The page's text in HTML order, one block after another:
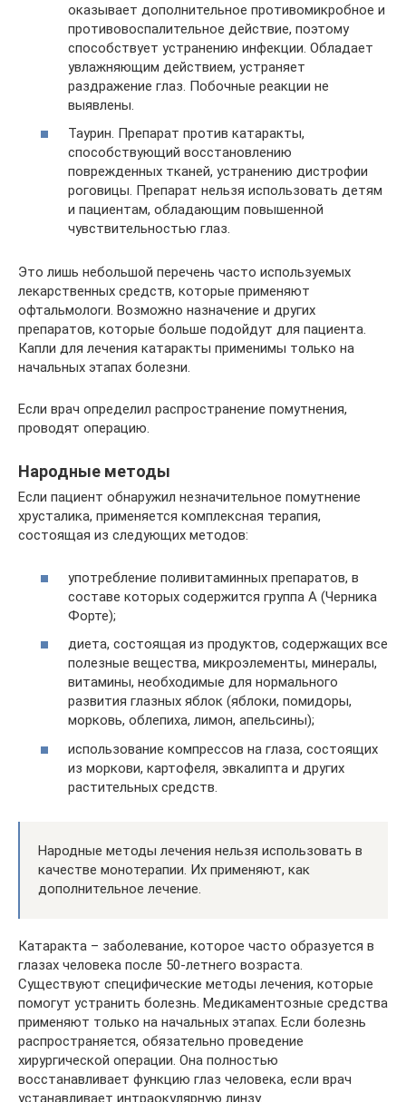
оказывает дополнительное противомикробное и
противовоспалительное действие, поэтому
способствует устранению инфекции. Обладает
увлажняющим действием, устраняет
раздражение глаз. Побочные реакции не
выявлены.
Таурин. Препарат против катаракты,
способствующий восстановлению
поврежденных тканей, устранению дистрофии
роговицы. Препарат нельзя использовать детям
и пациентам, обладающим повышенной
чувствительностью глаз.
Это лишь небольшой перечень часто используемых
лекарственных средств, которые применяют
офтальмологи. Возможно назначение и других
препаратов, которые больше подойдут для пациента.
Капли для лечения катаракты применимы только на
начальных этапах болезни.
Если врач определил распространение помутнения,
проводят операцию.
Народные методы
Если пациент обнаружил незначительное помутнение
хрусталика, применяется комплексная терапия,
состоящая из следующих методов:
употребление поливитаминных препаратов, в
составе которых содержится группа A (Черника
Форте);
диета, состоящая из продуктов, содержащих все
полезные вещества, микроэлементы, минералы,
витамины, необходимые для нормального
развития глазных яблок (яблоки, помидоры,
морковь, облепиха, лимон, апельсины);
использование компрессов на глаза, состоящих
из моркови, картофеля, эвкалипта и других
растительных средств.
Народные методы лечения нельзя использовать в
качестве монотерапии. Их применяют, как
дополнительное лечение.
Катаракта – заболевание, которое часто образуется в
глазах человека после 50-летнего возраста.
Существуют специфические методы лечения, которые
помогут устранить болезнь. Медикаментозные средства
применяют только на начальных этапах. Если болезнь
распространяется, обязательно проведение
хирургической операции. Она полностью
восстанавливает функцию глаз человека, если врач
устанавливает интраокулярную линзу.